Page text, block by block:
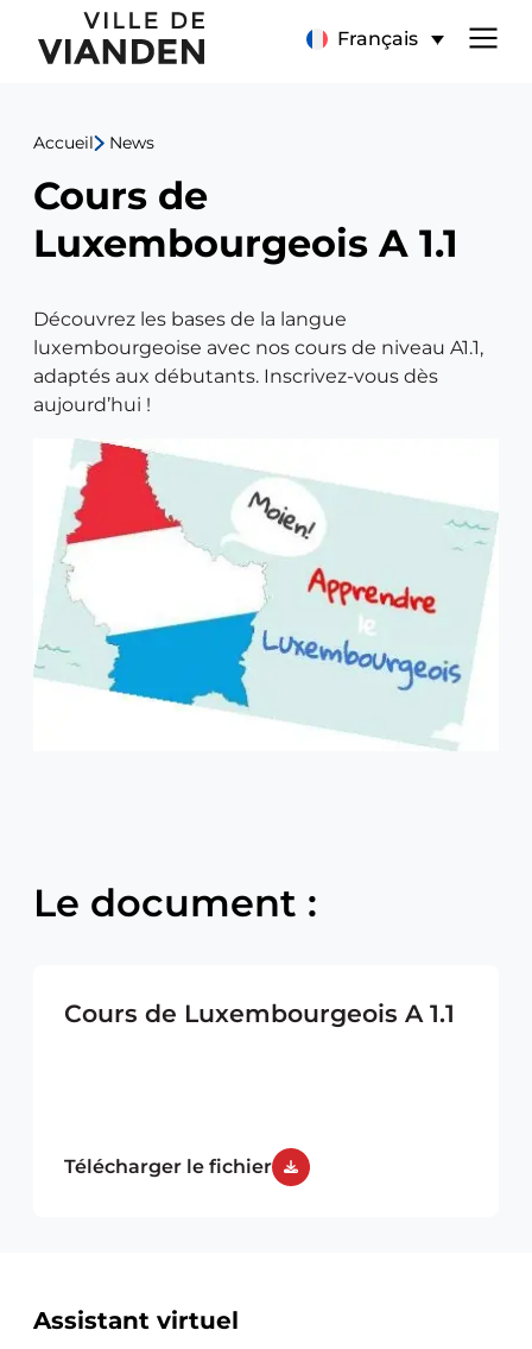
Cours
de
Luxembourgeois
A
1.1
Français
Menu
navigation
principal
Accueil News
Cours de
Luxembourgeois A 1.1
Découvrez les bases de la langue
luxembourgeoise avec nos cours de niveau A1.1,
adaptés aux débutants. Inscrivez-vous dès
aujourd’hui !
Le document :
Cours de Luxembourgeois A 1.1
Télécharger le fichier
Ressources
Assistant virtuel